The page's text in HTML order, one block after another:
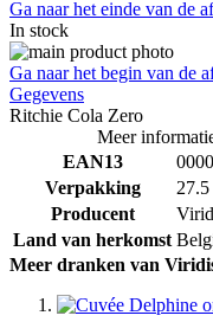
Ga naar het einde van de
In stock
Ga naar het begin van de
Gegevens
Ritchie Cola Zero
Meer
EAN13
Verpakking
27.5
Producent
Land van herkomst
Meer dranken van